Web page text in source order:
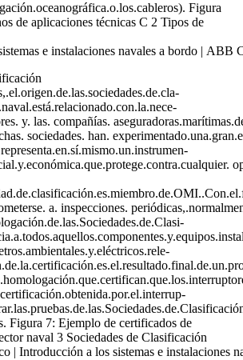
Figura
de aplicaciones técnicas C 2 Tipos de
e instalaciones navales a bordo | ABB
y. las. compañías.
sociedades. han.
a. inspecciones.
Figura 7: Ejemplo de certificados de
naval 3 Sociedades de Clasificación
| Introducción a los sistemas e instalaciones